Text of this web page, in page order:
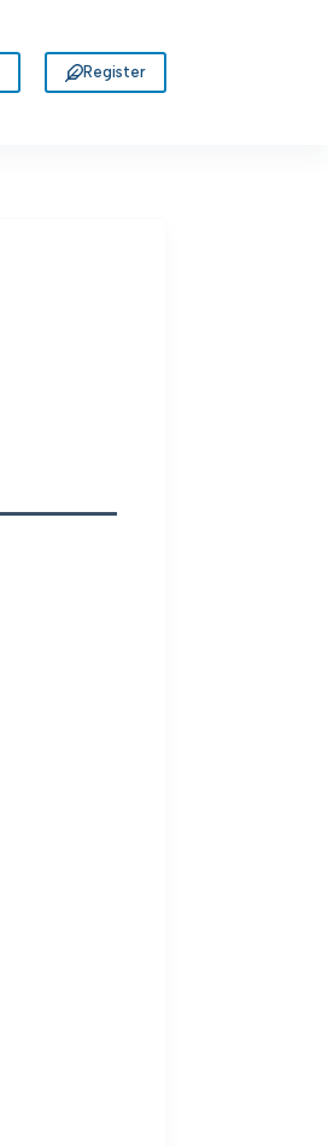
Register